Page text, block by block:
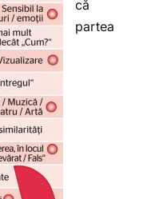
că
partea